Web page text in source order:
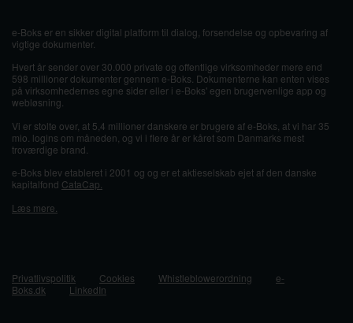
e-Boks er en sikker digital platform til dialog, forsendelse og opbevaring af
vigtige dokumenter.
Hvert år sender over 30.000 private og offentlige virksomheder mere end
598 millioner dokumenter gennem e-Boks. Dokumenterne kan enten vises
på virksomhedernes egne sider eller i e-Boks' egen brugervenlige app og
webløsning.
Vi er stolte over, at 5,4 millioner danskere er brugere af e-Boks, at vi har 35
mio. logins om måneden, og vi i flere år er kåret som Danmarks mest
troværdige brand.
e-Boks blev etableret i 2001 og og er et aktieselskab ejet af den danske
kapitalfond CataCap.
Læs mere.
Privatlivspolitik Cookies Whistleblowerordning
e-
Boks.dk
LinkedIn